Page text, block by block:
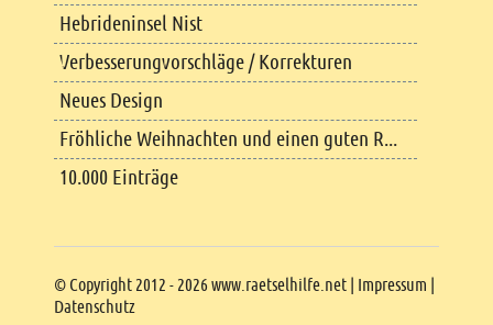
Copyright
© Copyright 2012 - 2026 www.raetselhilfe.net | Impressum |
Datenschutz
Hebrideninsel Nist
Verbesserungvorschläge / Korrekturen
Neues Design
Fröhliche Weihnachten und einen guten R...
10.000 Einträge